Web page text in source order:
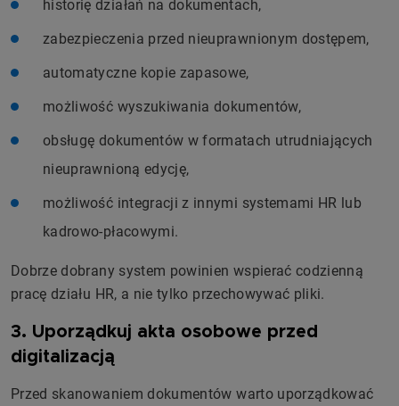
historię działań na dokumentach,
zabezpieczenia przed nieuprawnionym dostępem,
automatyczne kopie zapasowe,
możliwość wyszukiwania dokumentów,
obsługę dokumentów w formatach utrudniających
nieuprawnioną edycję,
możliwość integracji z innymi systemami HR lub
kadrowo-płacowymi.
Dobrze dobrany system powinien wspierać codzienną
pracę działu HR, a nie tylko przechowywać pliki.
3. Uporządkuj akta osobowe przed
digitalizacją
Przed skanowaniem dokumentów warto uporządkować